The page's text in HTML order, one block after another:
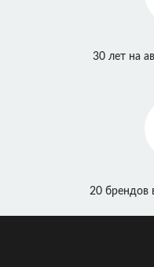
30 лет на
20 брендов